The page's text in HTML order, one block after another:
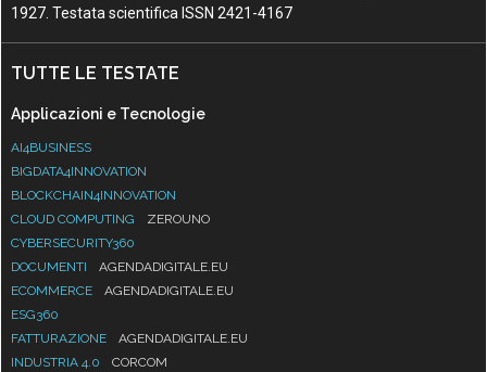
1927. Testata scientifica ISSN 2421-4167
TUTTE LE TESTATE
Applicazioni e Tecnologie
AI4BUSINESS
BIGDATA4INNOVATION
BLOCKCHAIN4INNOVATION
CLOUD COMPUTING
ZEROUNO
CYBERSECURITY360
DOCUMENTI
AGENDADIGITALE.EU
ECOMMERCE
AGENDADIGITALE.EU
ESG360
FATTURAZIONE
AGENDADIGITALE.EU
INDUSTRIA 4.0
CORCOM